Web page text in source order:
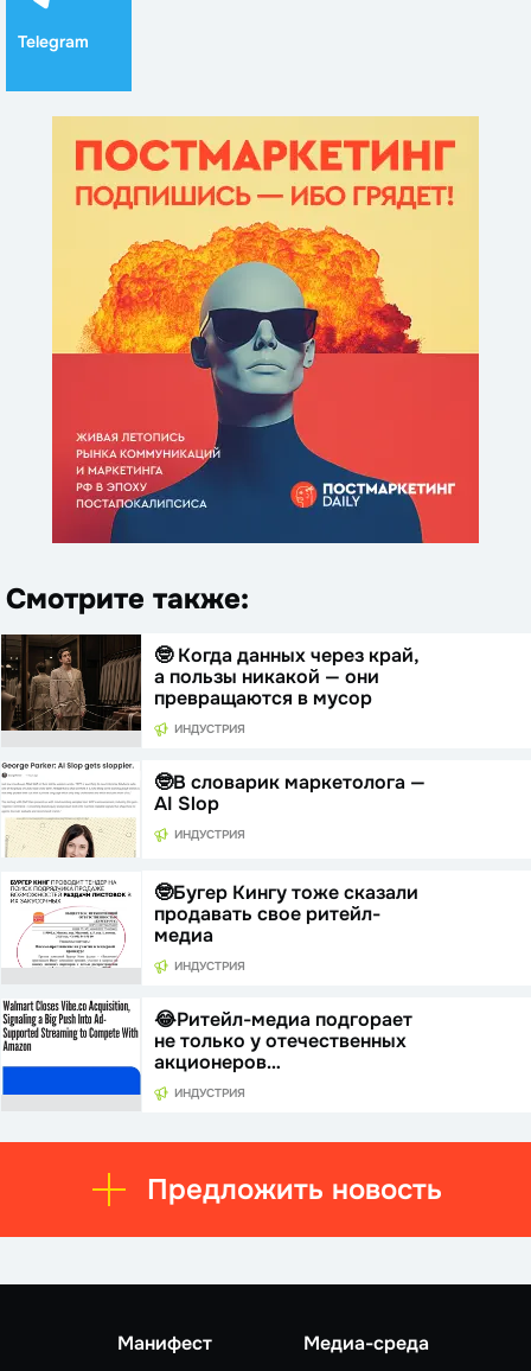
Telegram
Смотрите также:
🤓 Когда данных через край,
а пользы никакой — они
превращаются в мусор
ИНДУСТРИЯ
🤓В словарик маркетолога —
AI Slop
ИНДУСТРИЯ
🤓Бугер Кингу тоже сказали
продавать свое ритейл-
медиа
ИНДУСТРИЯ
😂Ритейл-медиа подгорает
не только у отечественных
акционеров…
ИНДУСТРИЯ
Предложить новость
Манифест Медиа-среда